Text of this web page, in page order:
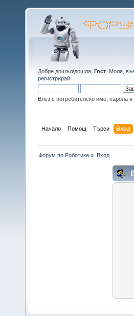
Добре дошъл/дошла, Гост . Моля,
регистрирай
Влез с потребителско име, парола
Начало Помощ Търси Вход
Форум по Роботика » Вход